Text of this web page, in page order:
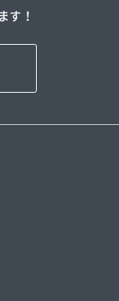
す！